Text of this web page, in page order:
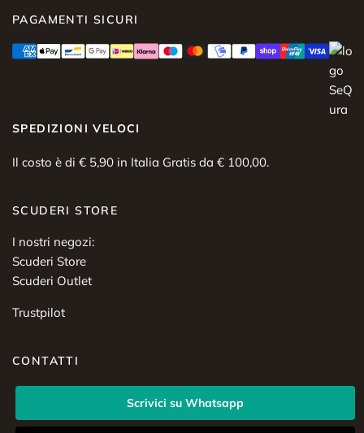
PAGAMENTI SICURI
SPEDIZIONI VELOCI
Il costo è di € 5,90 in Italia Gratis da € 100,00.
SCUDERI STORE
I nostri negozi:
Scuderi Store
Scuderi Outlet
Trustpilot
CONTATTI
Scrivici su Whatsapp